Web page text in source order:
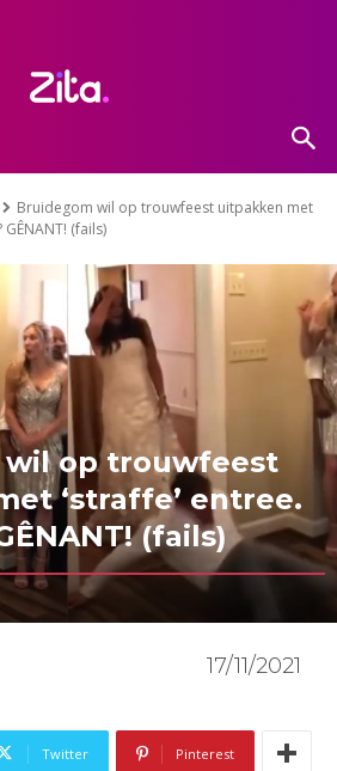
Bruidegom wil op trouwfeest uitpakken met
(fails)
op trouwfeest
‘straffe’ entree.
(fails)
17/11/2021
Twitter Pinterest